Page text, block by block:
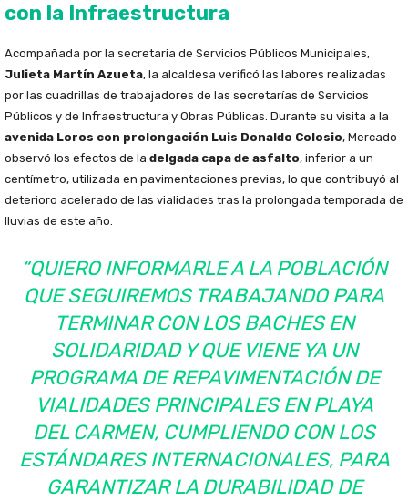
con la Infraestructura
Acompañada por la secretaria de Servicios Públicos Municipales,
Julieta Martín Azueta, la alcaldesa verificó las labores realizadas
por las cuadrillas de trabajadores de las secretarías de Servicios
Públicos y de Infraestructura y Obras Públicas. Durante su visita a la
avenida Loros con prolongación Luis Donaldo Colosio, Mercado
observó los efectos de la delgada capa de asfalto, inferior a un
centímetro, utilizada en pavimentaciones previas, lo que contribuyó al
deterioro acelerado de las vialidades tras la prolongada temporada de
lluvias de este año.
“QUIERO INFORMARLE A LA POBLACIÓN
QUE SEGUIREMOS TRABAJANDO PARA
TERMINAR CON LOS BACHES EN
SOLIDARIDAD Y QUE VIENE YA UN
PROGRAMA DE REPAVIMENTACIÓN DE
VIALIDADES PRINCIPALES EN PLAYA
DEL CARMEN, CUMPLIENDO CON LOS
ESTÁNDARES INTERNACIONALES, PARA
GARANTIZAR LA DURABILIDAD DE